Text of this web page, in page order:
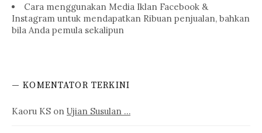
Cara menggunakan Media Iklan Facebook &
Instagram untuk mendapatkan Ribuan penjualan, bahkan
bila Anda pemula sekalipun
— KOMENTATOR TERKINI
Kaoru KS on Ujian Susulan …